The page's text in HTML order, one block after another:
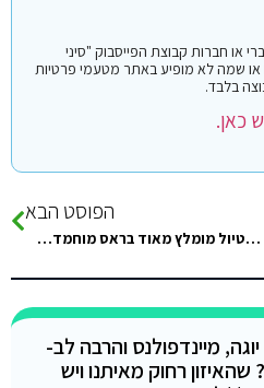
או חברות קבוצת הפייסבוק "סיני
לפני 7 שנים. שמו או שמה לא מופיע באתר מטעמי פרטיות
בלבד.
כאן.
הדיונה הגדולה של איברהים, ניו מון איילנד או בדואיאן סטאר?
הפוסט הבא
טיול מומלץ מאוד בראס מוחמד…שמורת טבע ליד שארם א שייח עם המדריך שלנו Desert fox safari Dahab…מוחמד אל חדד
מיינדפולנס והרבה לב-
רחוק מאיתנו ויש